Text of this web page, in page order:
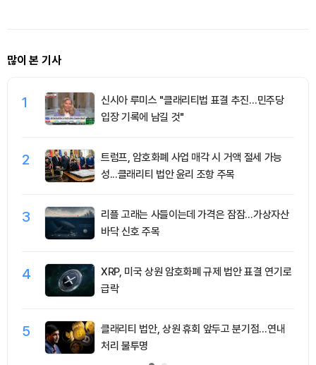
많이 본 기사
1
신시아 루미스 "클래리티법 표결 추진…민주당
입장 기록에 남길 것"
2
트럼프, 암호화폐 사업 매각 시 거액 절세 가능
성...클래리티 법안 윤리 조항 주목
3
리플 고래는 사들이는데 가격은 잠잠…가상자산
바닥 신호 주목
4
XRP, 미국 상원 암호화폐 규제 법안 표결 연기로
급락
5
클래리티 법안, 상원 휴회 앞두고 분기점…연내
처리 불투명